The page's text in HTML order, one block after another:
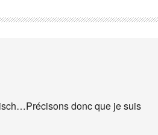
donc que je suis